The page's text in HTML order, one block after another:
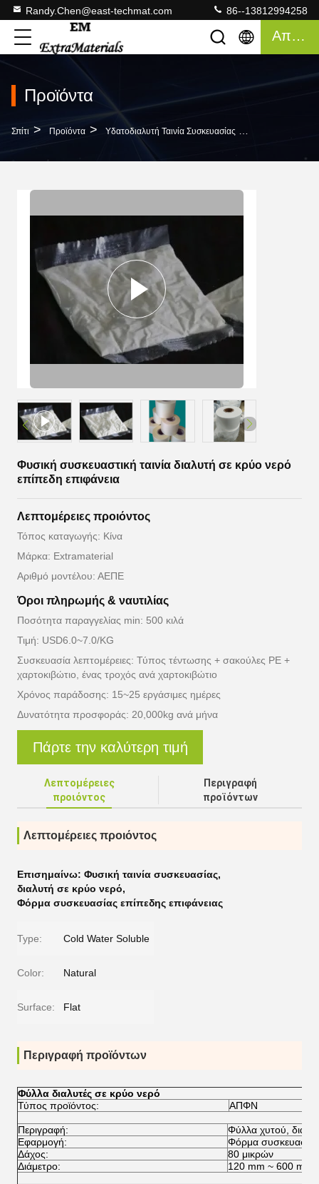
Randy.Chen@east-techmat.com 86--13812994258
Απόσπασμα
Προϊόντα
Σπίτι > Προϊόντα > Υδατοδιαλυτή Ταινία Συσκευασίας >
Φυσική συσκευαστική ταινία διαλυτή σε κρύο νερό
επίπεδη επιφάνεια
Λεπτομέρειες προιόντος
Τόπος καταγωγής: Κίνα
Μάρκα: Extramaterial
Αριθμό μοντέλου: ΑΕΠΕ
Όροι πληρωμής & ναυτιλίας
Ποσότητα παραγγελίας min: 500 κιλά
Τιμή: USD6.0~7.0/KG
Συσκευασία λεπτομέρειες: Τύπος τέντωσης + σακούλες PE +
χαρτοκιβώτιο, ένας τροχός ανά χαρτοκιβώτιο
Χρόνος παράδοσης: 15~25 εργάσιμες ημέρες
Δυνατότητα προσφοράς: 20,000kg ανά μήνα
Πάρτε την καλύτερη τιμή
Λεπτομέρειες
προιόντος
Περιγραφή
προϊόντων
Λεπτομέρειες προιόντος
Επισημαίνω: Φυσική ταινία συσκευασίας,
διαλυτή σε κρύο νερό,
Φόρμα συσκευασίας επίπεδης επιφάνειας
Type: Cold Water Soluble
Color: Natural
Surface: Flat
Περιγραφή προϊόντων
Φύλλα διαλυτές σε κρύο νερό
Τύπος προϊόντος:
ΑΠΦΝ
Περιγραφή:
Φύλλα χυτού,
Εφαρμογή:
Φόρμα
Δάχος:
80 μικρών
Διάμετρο:
120 mm ~ 600 mm